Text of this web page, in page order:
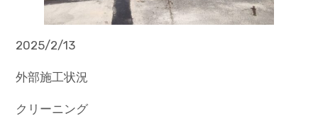
2025/2/13
外部施工状況
クリーニング